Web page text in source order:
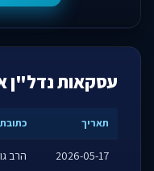
עסקאות נדל"ן
תאריך כתובת
2026-05-17 הרב